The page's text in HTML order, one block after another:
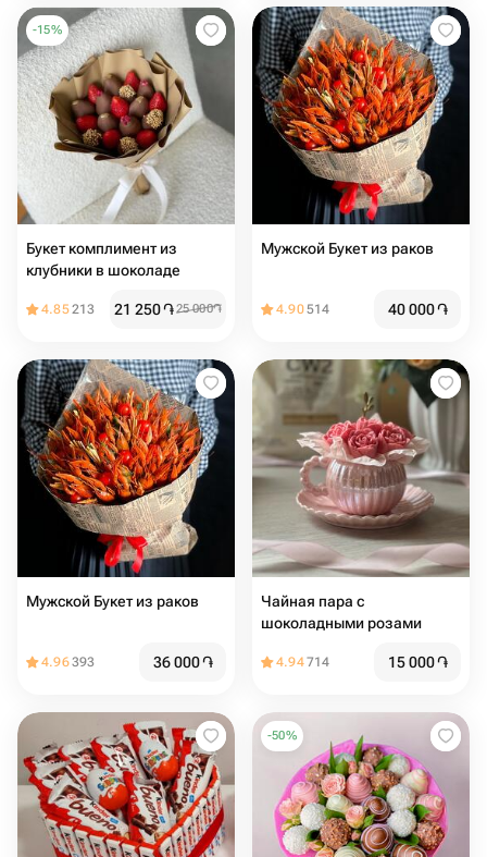
-15%
Букет комплимент из
клубники в шоколаде
4.85213 21 250֏25 000֏
Мужской Букет из раков
4.90514 40 000֏
Мужской Букет из раков
4.96393 36 000֏
Чайная пара с
шоколадными розами
4.94714 15 000֏
-50%